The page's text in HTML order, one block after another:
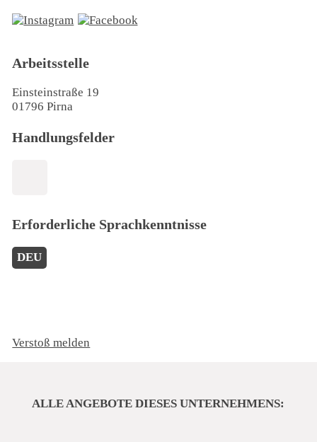
Arbeitsstelle
Einsteinstraße 19
01796 Pirna
Handlungsfelder
Erforderliche Sprachkenntnisse
DEU
Verstoß melden
ALLE ANGEBOTE DIESES UNTERNEHMENS: